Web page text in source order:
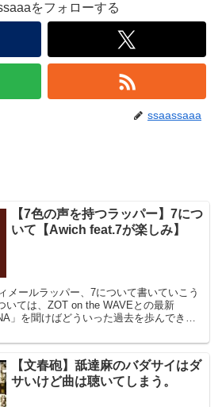
をフォローする
ssaassaaa
【7色の声を持つラッパー】7につ
いて【Awich feat.7が楽しみ】
メールラッパー、7について書いていこう
いては、ZOT on the WAVEとの最新
」を聞けばどういった過去を歩んできた
【文春砲】舐達麻のバダサイはダ
サいけど曲は聴いてしまう。